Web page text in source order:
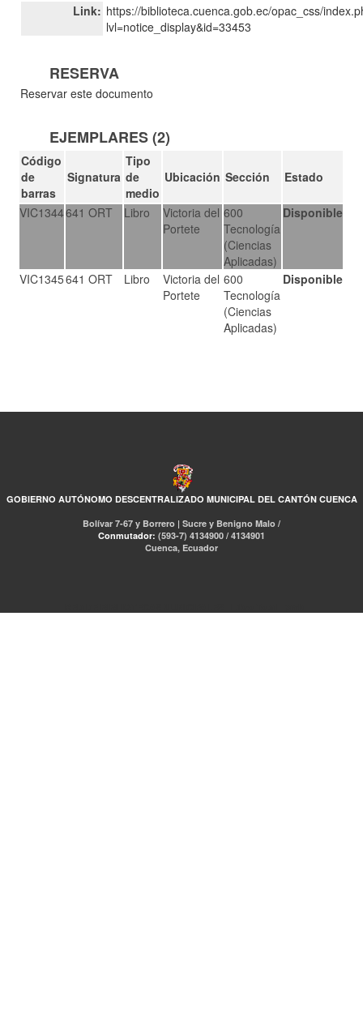
Link: https://biblioteca.cuenca.gob.ec/opac_css/
lvl=notice_display&id=33453
RESERVA
Reservar este documento
EJEMPLARES (2)
Código
de
barras
Signatura
Tipo
de
medio
Ubicación Sección Estado
VIC1344641 ORT Libro
Victoria del
Portete
600
Tecnología
(Ciencias
Aplicadas)
Disponible
VIC1345641 ORT Libro
Victoria del
Portete
600
Tecnología
(Ciencias
Aplicadas)
Disponible
GOBIERNO AUTÓNOMO DESCENTRALIZADO MUNICIPAL DEL CANTÓN CUENCA
Bolívar 7-67 y Borrero | Sucre y Benigno Malo /
Conmutador: (593-7) 4134900 / 4134901
Cuenca, Ecuador